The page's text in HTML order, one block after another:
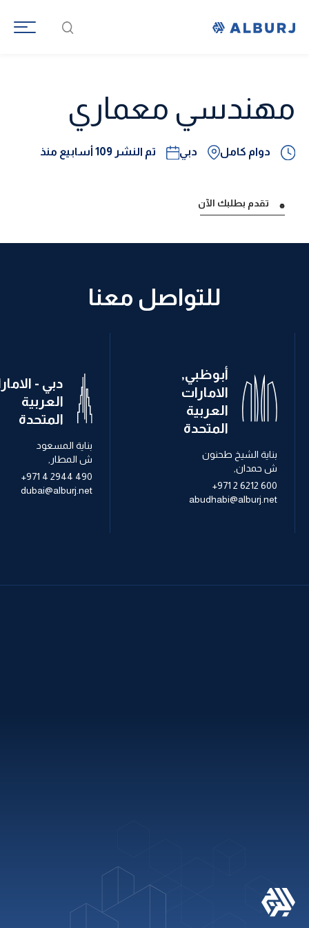
مهندسي معماري
دوام كامل دبي تم النشر 109 أسابيع منذ
تقدم بطلبك الآن
للتواصل معنا
أبوظبي,
الامارات
العربية
المتحدة
بناية الشيخ طحنون
ش حمدان,
+971 2 6212 600
abudhabi@alburj.net
دبي -
العربية
المتحدة
بناية المسعود
ش المطار,
+971 4 2944 490
dubai@alburj.net
تابعنا على